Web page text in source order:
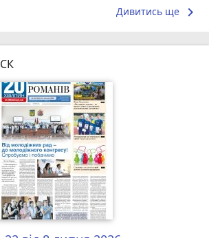
Дивитись ще keyboard_arrow_right